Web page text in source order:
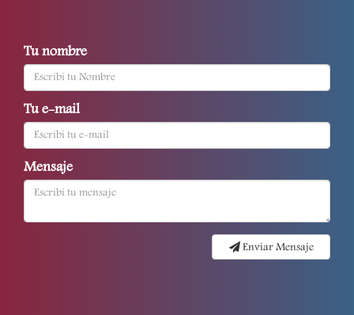
Tu nombre
Tu e-mail
Mensaje
Enviar Mensaje